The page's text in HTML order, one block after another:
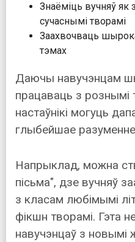
Знаёміць вучняў як
сучаснымі творамі
Заахвочваць
тэмах
Даючы навучэнцам
працаваць з рознымі
настаўнікі могуць
глыбейшае
Напрыклад, можна
пісьма", дзе вучняў
з класам любімымі
фікшн творамі. Гэта
навучэнцаў з новымі